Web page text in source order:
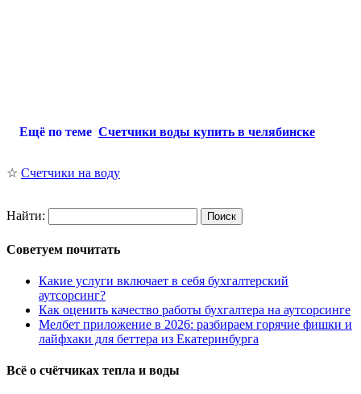
Ещё по теме Счетчики воды купить в челябинске
☆ Счетчики на воду
Найти:
Советуем почитать
Какие услуги включает в себя бухгалтерский
аутсорсинг?
Как оценить качество работы бухгалтера на аутсорсинге
Мелбет приложение в 2026: разбираем горячие фишки и
лайфхаки для беттера из Екатеринбурга
Всё о счётчиках тепла и воды